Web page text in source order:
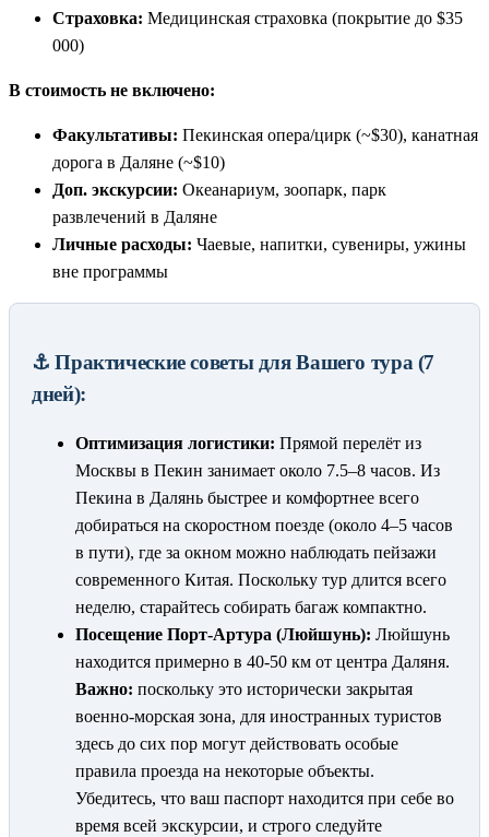
Страховка: Медицинская страховка (покрытие до $35
000)
В стоимость не включено:
Факультативы: Пекинская опера/цирк (~$30), канатная
дорога в Даляне (~$10)
Доп. экскурсии: Океанариум, зоопарк, парк
развлечений в Даляне
Личные расходы: Чаевые, напитки, сувениры, ужины
вне программы
⚓ Практические советы для Вашего тура (7
дней):
Оптимизация логистики: Прямой перелёт из
Москвы в Пекин занимает около 7.5–8 часов. Из
Пекина в Далянь быстрее и комфортнее всего
добираться на скоростном поезде (около 4–5 часов
в пути), где за окном можно наблюдать пейзажи
современного Китая. Поскольку тур длится всего
неделю, старайтесь собирать багаж компактно.
Посещение Порт-Артура (Люйшунь): Люйшунь
находится примерно в 40-50 км от центра Даляня.
Важно: поскольку это исторически закрытая
военно-морская зона, для иностранных туристов
здесь до сих пор могут действовать особые
правила проезда на некоторые объекты.
Убедитесь, что ваш паспорт находится при себе во
время всей экскурсии, и строго следуйте